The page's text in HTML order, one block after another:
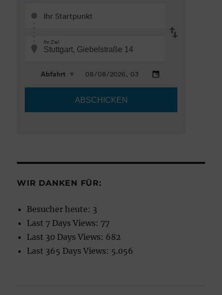
WIR DANKEN FÜR:
Besucher heute: 3
Last 7 Days Views: 77
Last 30 Days Views: 682
Last 365 Days Views: 5.056